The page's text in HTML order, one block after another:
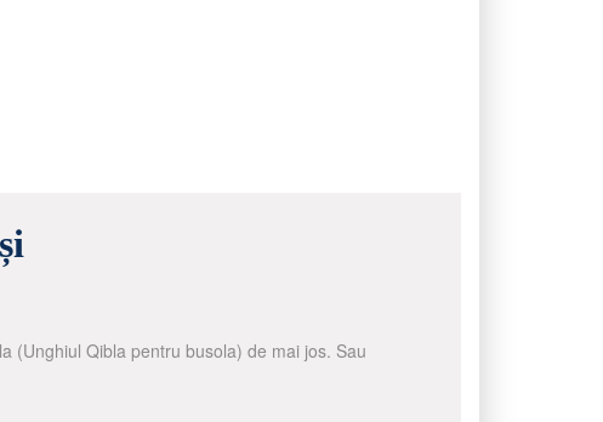
(Unghiul Qibla pentru busola) de mai jos. Sau